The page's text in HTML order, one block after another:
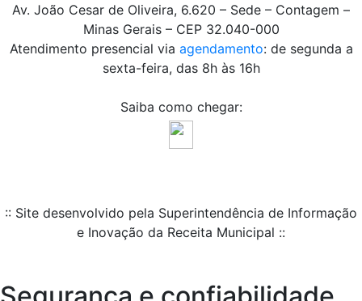
Av. João Cesar de Oliveira, 6.620 – Sede – Contagem –
Minas Gerais – CEP 32.040-000
Atendimento presencial via agendamento: de segunda a
sexta-feira, das 8h às 16h
Saiba como chegar:
:: Site desenvolvido pela Superintendência de Informação
e Inovação da Receita Municipal ::